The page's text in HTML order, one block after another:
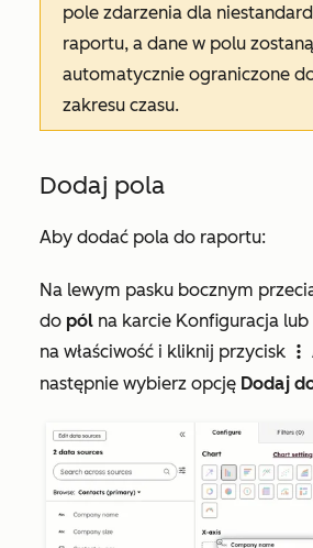
pole zdarzenia dla
raportu, a dane w polu zostaną
automatycznie ograniczone
zakresu czasu.
Dodaj pola
Aby dodać pola do raportu:
Na lewym pasku bocznym
do pól na karcie Konfiguracja lub
na właściwość i kliknij przycisk
verticalMenu
następnie wybierz opcję Dodaj